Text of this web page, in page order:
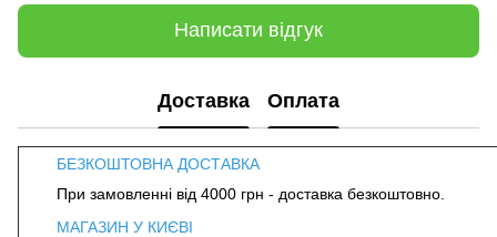
Написати відгук
Доставка Оплата
БЕЗКОШТОВНА ДОСТАВКА
При замовленні від 4000 грн - доставка безкоштовно.
МАГАЗИН У КИЄВІ